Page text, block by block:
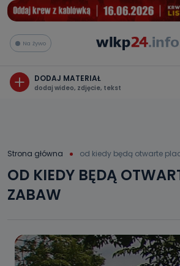
Na żywo
DODAJ MATERIAŁ
dodaj wideo, zdjęcie, tekst
Strona główna od kiedy będą otwarte
OD KIEDY BĘDĄ
ZABAW